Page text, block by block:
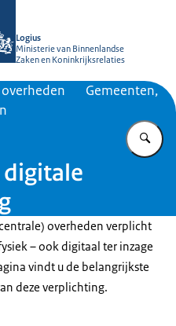
Logius
Ministerie van Binnenlandse
Zaken en Koninkrijksrelaties
Gemeenten,
overheden verplicht
– ook digitaal ter inzage
vindt u de belangrijkste
deze verplichting.